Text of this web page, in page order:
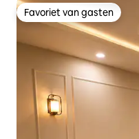
Favoriet van gasten
Favoriet van gasten